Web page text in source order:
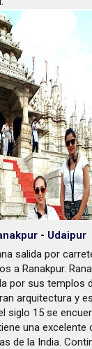
- Udaipur
salida por
a Ranakpur.
por sus templos
arquitectura y
siglo 15 se
una excelente
de la India.